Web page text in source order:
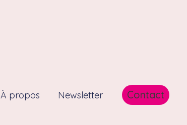
À propos Newsletter Contact